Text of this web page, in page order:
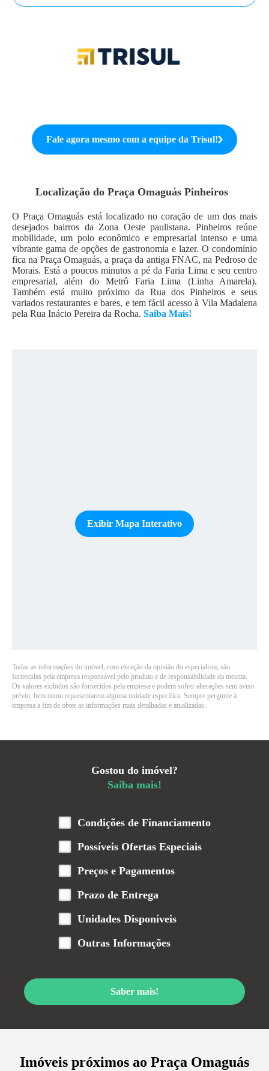
Fale agora mesmo com a equipe da Trisul!
Localização do Praça Omaguás Pinheiros
O Praça Omaguás está localizado no coração de um dos mais
desejados bairros da Zona Oeste paulistana. Pinheiros reúne
mobilidade, um polo econômico e empresarial intenso e uma
vibrante gama de opções de gastronomia e lazer. O condomínio
fica na Praça Omaguás, a praça da antiga FNAC, na Pedroso de
Morais. Está a poucos minutos a pé da Faria Lima e seu centro
empresarial, além do Metrô Faria Lima (Linha Amarela).
Também está muito próximo da Rua dos Pinheiros e seus
variados restaurantes e bares, e tem fácil acesso à Vila Madalena
pela Rua Inácio Pereira da Rocha. Saiba Mais!
Exibir Mapa Interativo
Todas as informações do imóvel, com exceção da opinião do especialista, são
fornecidas pela empresa responsável pelo produto e de responsabilidade da mesma.
Os valores exibidos são fornecidos pela empresa e podem sofrer alterações sem aviso
prévio, bem como representarem alguma unidade específica. Sempre pergunte à
empresa a fim de obter as informações mais detalhadas e atualizadas.
Gostou do imóvel?
Saiba mais!
Condições de Financiamento
Possíveis Ofertas Especiais
Preços e Pagamentos
Prazo de Entrega
Unidades Disponíveis
Outras Informações
Saber mais!
Imóveis próximos ao Praça Omaguás